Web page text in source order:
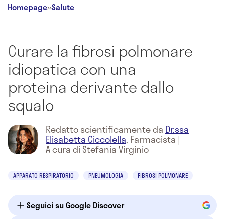
Homepage»Salute
Curare la fibrosi polmonare
idiopatica con una
proteina derivante dallo
squalo
Redatto scientificamente da Dr.ssa
Elisabetta Ciccolella, Farmacista |
A cura di Stefania Virginio
APPARATO RESPIRATORIO PNEUMOLOGIA FIBROSI POLMONARE
Seguici su Google Discover